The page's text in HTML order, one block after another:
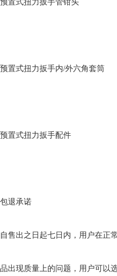
预置式扭力扳手管钳头
预置式扭力扳手内/外六角套筒
预置式扭力扳手配件
包退承诺
自售出之日起七日内，用户在正
品出现质量上的问题，用户可以